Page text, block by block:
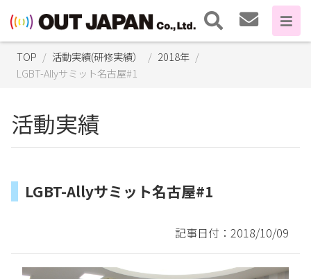
TOP 活動実績(研修実績）
2018年
LGBT-Allyサミット名古屋#1
活動実績
LGBT-Allyサミット名古屋#1
記事日付：2018/10/09